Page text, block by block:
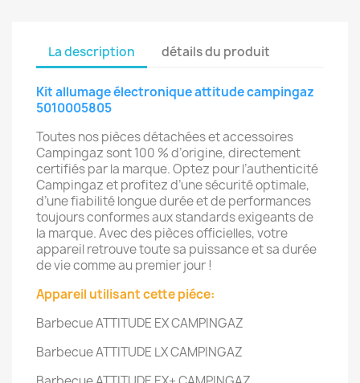
La description détails du produit
Kit allumage électronique attitude campingaz
5010005805
Toutes nos pièces détachées et accessoires
Campingaz sont 100 % d’origine, directement
certifiés par la marque. Optez pour l’authenticité
Campingaz et profitez d’une sécurité optimale,
d’une fiabilité longue durée et de performances
toujours conformes aux standards exigeants de
la marque. Avec des pièces officielles, votre
appareil retrouve toute sa puissance et sa durée
de vie comme au premier jour !
Appareil utilisant cette piéce:
Barbecue ATTITUDE EX CAMPINGAZ
Barbecue ATTITUDE LX CAMPINGAZ